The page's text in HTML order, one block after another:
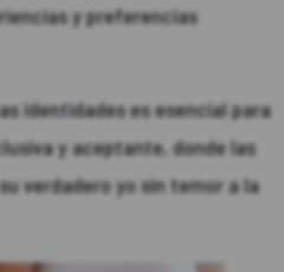
y preferencias
identidades es esencial para
y aceptante, donde las
verdadero yo sin temor a la